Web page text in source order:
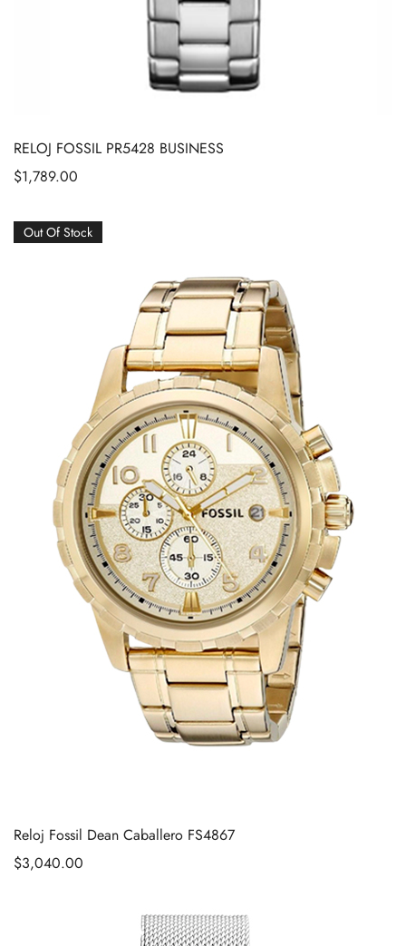
RELOJ FOSSIL PR5428 BUSINESS
$1,789.00
Out Of Stock
Reloj Fossil Dean Caballero FS4867
$3,040.00